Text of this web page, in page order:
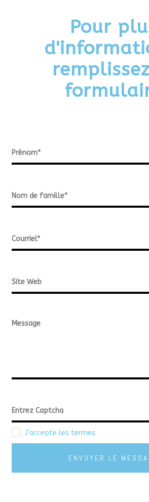
Pour
J'accepte les termes.
ENVOYER LE